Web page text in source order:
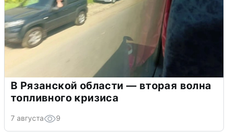
В Рязанской области — вторая волна
топливного кризиса
7 августа 9